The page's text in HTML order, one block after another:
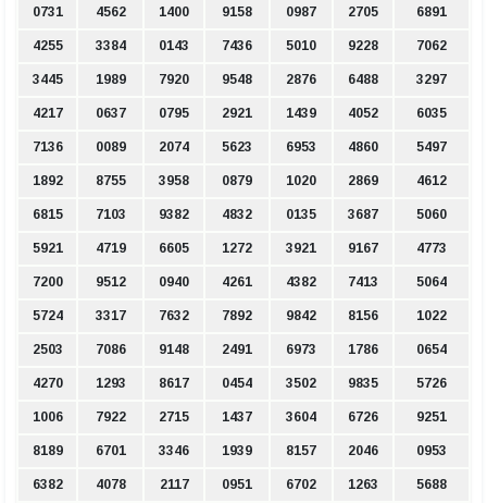
0731 4562 1400 9158 0987 2705 6891
4255 3384 0143 7436 5010 9228 7062
3445 1989 7920 9548 2876 6488 3297
4217 0637 0795 2921 1439 4052 6035
7136 0089 2074 5623 6953 4860 5497
1892 8755 3958 0879 1020 2869 4612
6815 7103 9382 4832 0135 3687 5060
5921 4719 6605 1272 3921 9167 4773
7200 9512 0940 4261 4382 7413 5064
5724 3317 7632 7892 9842 8156 1022
2503 7086 9148 2491 6973 1786 0654
4270 1293 8617 0454 3502 9835 5726
1006 7922 2715 1437 3604 6726 9251
8189 6701 3346 1939 8157 2046 0953
6382 4078 2117 0951 6702 1263 5688